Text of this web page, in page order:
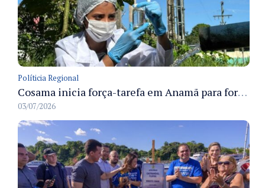
Políticia Regional
Cosama inicia força-tarefa em Anamã para fortalecer abastecimento de água e segurança hídrica da população
03/07/2026